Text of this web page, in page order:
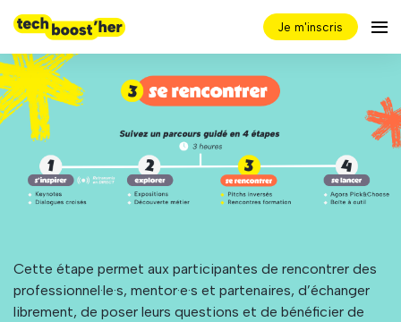
Je m'inscris
Cette étape permet aux participantes de rencontrer des
professionnel·le·s, mentor·e·s et partenaires, d’échanger
librement, de poser leurs questions et de bénéficier de